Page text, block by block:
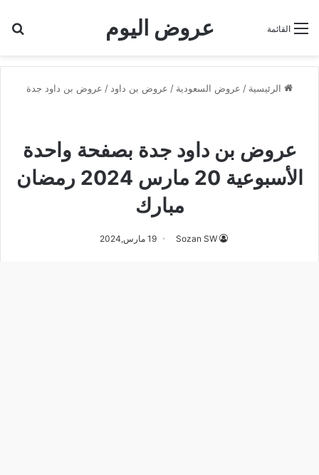
عروض اليوم القائمة
الرئيسية / عروض السعودية / عروض بن داود / عروض بن داود جدة
عروض بن داود جدة بصفحة واحدة
الأسبوعية 20 مارس 2024 رمضان
مبارك
Sozan SW 19 مارس,2024